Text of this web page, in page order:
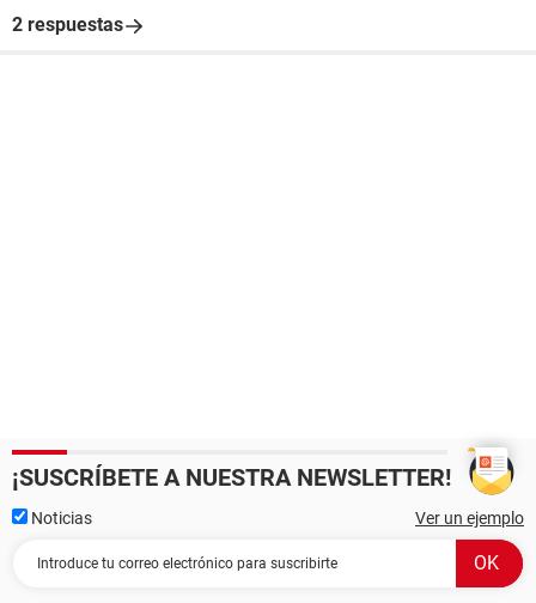
2 respuestas
¡SUSCRÍBETE A NUESTRA NEWSLETTER!
Noticias Ver un ejemplo